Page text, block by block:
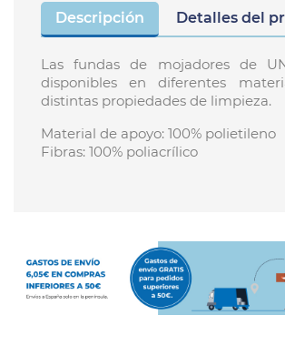
Descripción Detalles del
Las fundas de mojadores de
disponibles en diferentes
distintas propiedades de limpieza.
Material de apoyo: 100% polietileno
Fibras: 100% poliacrílico